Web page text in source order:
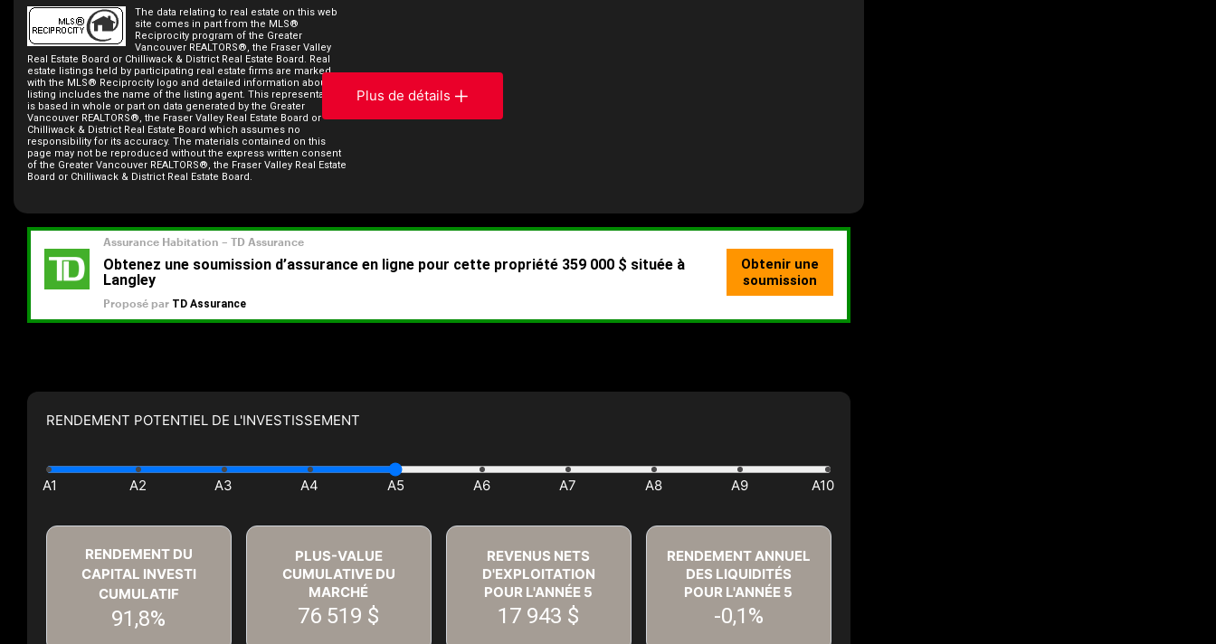
The data relating to real estate on this web
site comes in part from the MLS®
Reciprocity program of the Greater
Vancouver REALTORS®, the Fraser Valley
Real Estate Board or Chilliwack & District Real Estate Board. Real
estate listings held by participating real estate firms are marked
with the MLS® Reciprocity logo and detailed information about the
listing includes the name of the listing agent. This representation
is based in whole or part on data generated by the Greater
Vancouver REALTORS®, the Fraser Valley Real Estate Board or
Chilliwack & District Real Estate Board which assumes no
responsibility for its accuracy. The materials contained on this
page may not be reproduced without the express written consent
of the Greater Vancouver REALTORS®, the Fraser Valley Real Estate
Board or Chilliwack & District Real Estate Board.
Plus de détails
RENDEMENT POTENTIEL DE L'INVESTISSEMENT
RENDEMENT DU
CAPITAL INVESTI
CUMULATIF
91,8%
PLUS-VALUE
CUMULATIVE DU
MARCHÉ
76 519 $
REVENUS NETS
D'EXPLOITATION
POUR L'ANNÉE 5
17 943 $
RENDEMENT ANNUEL
DES LIQUIDITÉS
POUR L'ANNÉE 5
-0,1%